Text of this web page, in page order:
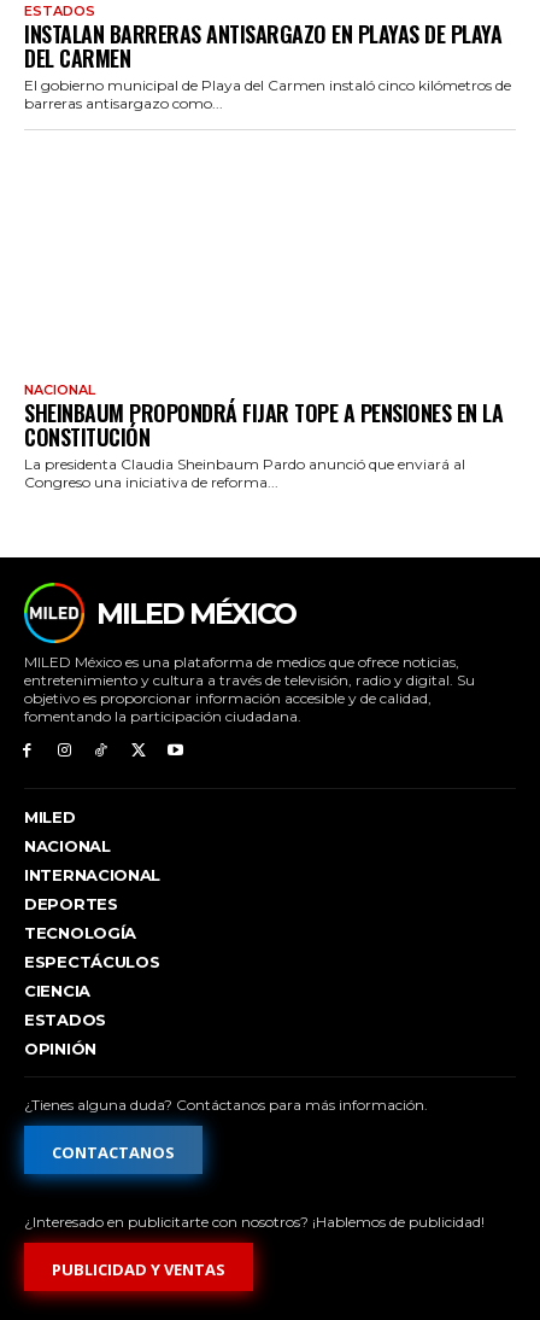
ESTADOS
INSTALAN BARRERAS ANTISARGAZO EN PLAYAS DE PLAYA
DEL CARMEN
El gobierno municipal de Playa del Carmen instaló cinco kilómetros de
barreras antisargazo como...
NACIONAL
SHEINBAUM PROPONDRÁ FIJAR TOPE A PENSIONES EN LA
CONSTITUCIÓN
La presidenta Claudia Sheinbaum Pardo anunció que enviará al
Congreso una iniciativa de reforma...
MILED MÉXICO
MILED México es una plataforma de medios que ofrece noticias,
entretenimiento y cultura a través de televisión, radio y digital. Su
objetivo es proporcionar información accesible y de calidad,
fomentando la participación ciudadana.
MILED
NACIONAL
INTERNACIONAL
DEPORTES
TECNOLOGÍA
ESPECTÁCULOS
CIENCIA
ESTADOS
OPINIÓN
¿Tienes alguna duda? Contáctanos para más información.
CONTACTANOS
¿Interesado en publicitarte con nosotros? ¡Hablemos de publicidad!
PUBLICIDAD Y VENTAS